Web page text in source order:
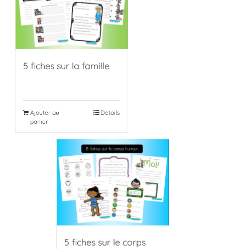
5 fiches sur la famille
Ajouter au
panier
Détails
5 fiches sur le corps